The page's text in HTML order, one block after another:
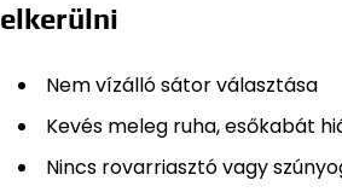
elkerülni
Nem vízálló sátor választása
Kevés meleg ruha, esőkabát
Nincs rovarriasztó vagy